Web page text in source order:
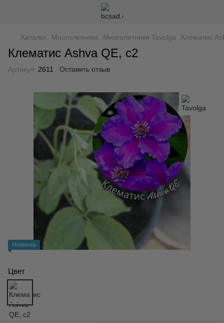
Каталог Многолетники Многолетники Tavolga Клематис
Клематис Ashva QE, с2
Артикул: 2611 Оставить отзыв
Новинка
Цвет